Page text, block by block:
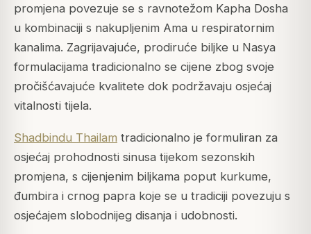
promjena povezuje se s ravnotežom Kapha Dosha
u kombinaciji s nakupljenim Ama u respiratornim
kanalima. Zagrijavajuće, prodiruće biljke u Nasya
formulacijama tradicionalno se cijene zbog svoje
pročišćavajuće kvalitete dok podržavaju osjećaj
vitalnosti tijela.
Shadbindu Thailam tradicionalno je formuliran za
osjećaj prohodnosti sinusa tijekom sezonskih
promjena, s cijenjenim biljkama poput kurkume,
đumbira i crnog papra koje se u tradiciji povezuju s
osjećajem slobodnijeg disanja i udobnosti.